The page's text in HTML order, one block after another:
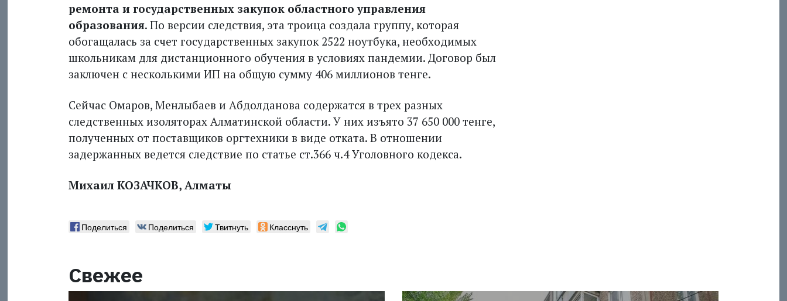
ремонта и государственных закупок областного управления
образования. По версии следствия, эта троица создала группу, которая
обогащалась за счет государственных закупок 2522 ноутбука, необходимых
школьникам для дистанционного обучения в условиях пандемии. Договор был
заключен с несколькими ИП на общую сумму 406 миллионов тенге.
Сейчас Омаров, Менлыбаев и Абдолданова содержатся в трех разных
следственных изоляторах Алматинской области. У них изъято 37 650 000 тенге,
полученных от поставщиков оргтехники в виде отката. В отношении
задержанных ведется следствие по статье ст.366 ч.4 Уголовного кодекса.
Михаил КОЗАЧКОВ, Алматы
Поделиться Поделиться Твитнуть Класснуть
Свежее